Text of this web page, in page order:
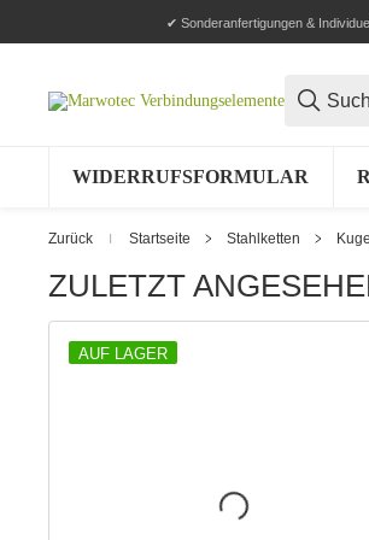
✔ Sonderanfertigungen &
WIDERRUFSFORMULAR
Zurück Startseite Stahlketten
ZULETZT
AUF LAGER